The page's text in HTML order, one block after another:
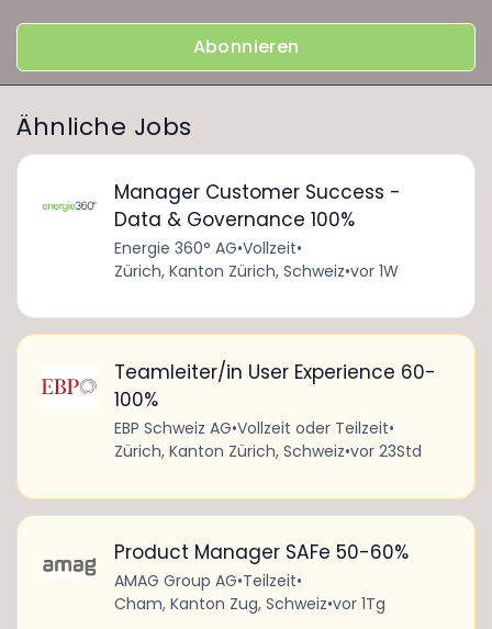
Abonnieren
Ähnliche Jobs
Manager Customer Success -
Data & Governance 100%
Energie 360° AG•Vollzeit•
Zürich, Kanton Zürich, Schweiz•vor 1W
Teamleiter/in User Experience 60-
100%
EBP Schweiz AG•Vollzeit oder Teilzeit•
Zürich, Kanton Zürich, Schweiz•vor 23Std
Product Manager SAFe 50-60%
AMAG Group AG•Teilzeit•
Cham, Kanton Zug, Schweiz•vor 1Tg